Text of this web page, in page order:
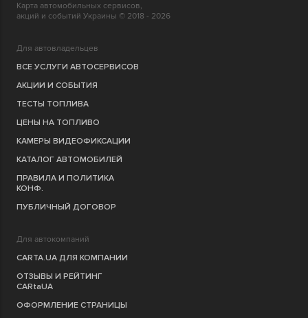
Карта автомобильных сервисов,
акций и событий Украины © 2018 - 2026
Для автовладельцев
ВСЕ УСЛУГИ АВТОСЕРВИСОВ
АКЦИИ И СОБЫТИЯ
ТЕСТЫ ТОПЛИВА
ЦЕНЫ НА ТОПЛИВО
КАМЕРЫ ВИДЕОФИКСАЦИИ
КАТАЛОГ АВТОМОБИЛЕЙ
ПРАВИЛА И ПОЛИТИКА
КОНФ.
ПУБЛИЧНЫЙ ДОГОВОР
Для автокомпаний
CARTA.UA ДЛЯ КОМПАНИИ
ОТЗЫВЫ И РЕЙТИНГ
CARtaUA
ОФОРМЛЕНИЕ СТРАНИЦЫ